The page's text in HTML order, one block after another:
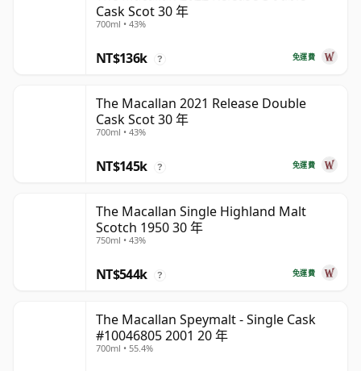
Cask Scot 30 年
700ml • 43%
免運費
NT$136k ?
The Macallan 2021 Release Double
Cask Scot 30 年
700ml • 43%
免運費
NT$145k ?
The Macallan Single Highland Malt
Scotch 1950 30 年
750ml • 43%
免運費
NT$544k ?
The Macallan Speymalt - Single Cask
#10046805 2001 20 年
700ml • 55.4%